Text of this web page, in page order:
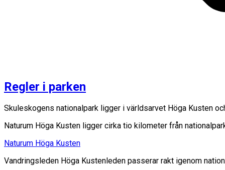
Regler i parken
Skuleskogens nationalpark ligger i världsarvet Höga Kusten
Naturum Höga Kusten ligger cirka tio kilometer från
Naturum Höga Kusten
Vandringsleden Höga Kustenleden passerar rakt igenom